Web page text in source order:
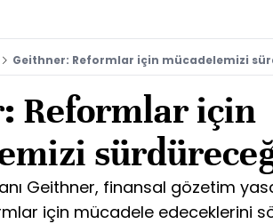
Geithner: Reformlar için mücadelemizi
Reformlar için
Geithner, finansal gözetim
için mücadele edeceklerini